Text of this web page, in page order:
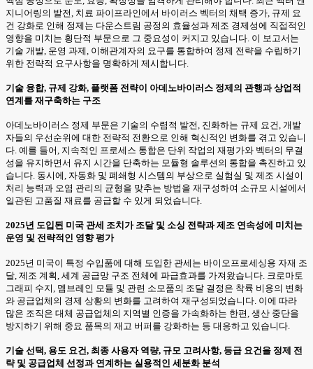
지니어링의 발전, 치료 파이프라인에서 바이러스 벡터의 채택 증가, 규제 요
건 강화로 인해 정제는 다운스트림 공정의 효율성과 제조 경제성에 직접적인
영향을 미치는 횡단적 부문으로 그 중요성이 커지고 있습니다. 이 보고서는
기술 개발, 운영 과제, 이해관계자의 요구를 통합하여 정제 전략을 수립하기
위한 전략적 요구사항을 명확하게 제시합니다.
기술 융합, 규제 강화, 플랫폼 전략이 아데노바이러스 정제의 관행과 상업적
연계를 재구축하는 구조
아데노바이러스 정제 부문은 기술의 수렴적 발전, 진화하는 규제 요건, 개발
자들의 우선순위에 대한 전략적 전환으로 인해 혁신적인 변화를 겪고 있습니
다. 예를 들어, 지속적인 프로세스 통합은 단위 작업의 재평가와 벡터의 무결
성을 유지하면서 유지 시간을 단축하는 모듈형 솔루션의 통합을 촉진하고 있
습니다. 동시에, 자동화 및 폐쇄형 시스템의 부상으로 실험실 및 제조 시설이
처리 능력과 오염 관리의 균형을 맞추는 방법을 재구성하여 소규모 시설에서
일관된 고품질 재료를 공급할 수 있게 되었습니다.
2025년 도입된 미국 관세 조치가 조달 및 소싱 전략과 제조 연속성에 미치는
운영 및 전략적인 영향 평가
2025년 미국이 특정 수입품에 대해 도입한 관세는 바이오프로세싱용 자재 조
달, 제조 계획, 세계 공급망 구조 전체에 파급효과를 가져왔습니다. 크로마토
그래피 수지, 멤브레인 모듈 및 관련 소모품의 조달 결정은 착륙 비용의 변화
와 공급업체의 경제 상황의 변화를 고려하여 재구성되었습니다. 이에 따라
많은 조직은 대체 공급업체의 지역별 인증을 가속화하는 한편, 생산 중단을
방지하기 위해 중요 품목의 재고 버퍼를 강화하는 등 대응하고 있습니다.
기술 선택, 용도 요건, 최종 사용자 역량, 규모 고려사항, 등급 요건을 정제 전
략 및 공급업체 선정과 연계하는 실용적인 세분화 분석